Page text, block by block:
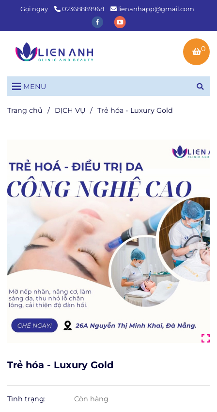
Gọi ngay 02368889968 lienanhapp@gmail.com
0
MENU
Trang chủ / DỊCH VỤ / Trẻ hóa - Luxury Gold
Trẻ hóa - Luxury Gold
Tình trạng: Còn hàng